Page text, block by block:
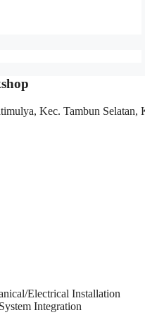
Kec. Tambun Selatan,
Electrical Installation
Integration